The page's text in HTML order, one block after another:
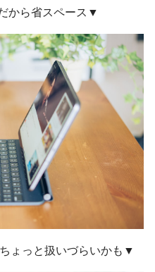
から省スペース▼
ょっと扱いづらいかも▼